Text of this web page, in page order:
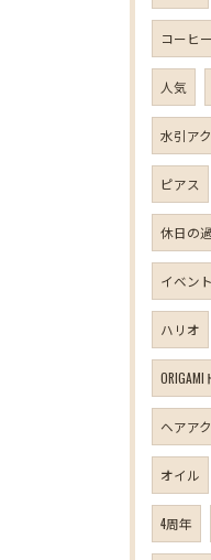
コーヒ
人気
水引ア
ピアス
休日の
イベント
ハリオ
ヘアア
オイル
4周年